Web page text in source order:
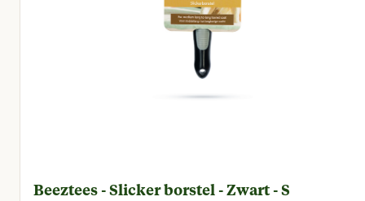
Beeztees - Slicker borstel - Zwart - S